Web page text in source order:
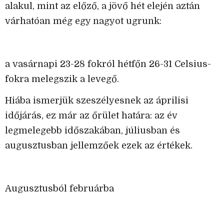
alakul, mint az előző, a jövő hét elején aztán
várhatóan még egy nagyot ugrunk:
a vasárnapi 23-28 fokról hétfőn 26-31 Celsius-
fokra melegszik a levegő.
Hiába ismerjük szeszélyesnek az áprilisi
időjárás, ez már az őrület határa: az év
legmelegebb időszakában, júliusban és
augusztusban jellemzőek ezek az értékek.
Augusztusból februárba